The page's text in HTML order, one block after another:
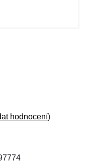
hodnocení)